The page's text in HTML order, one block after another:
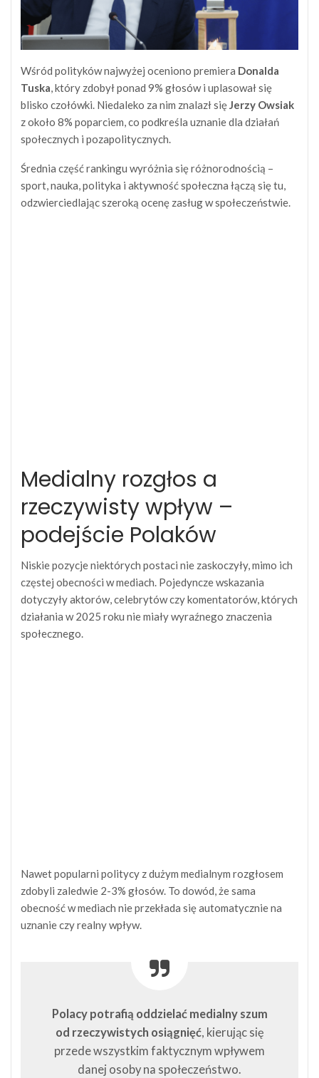
Wśród polityków najwyżej oceniono premiera Donalda
Tuska, który zdobył ponad 9% głosów i uplasował się
blisko czołówki. Niedaleko za nim znalazł sięJerzy Owsiak
z około 8% poparciem, co podkreśla uznanie dla działań
społecznych i pozapolitycznych.
Średnia część rankingu wyróżnia się różnorodnością –
sport, nauka, polityka i aktywność społeczna łączą się tu,
odzwierciedlając szeroką ocenę zasług w społeczeństwie.
Medialny rozgłos a
rzeczywisty wpływ –
podejście Polaków
Niskie pozycje niektórych postaci nie zaskoczyły, mimo ich
częstej obecności w mediach. Pojedyncze wskazania
dotyczyły aktorów, celebrytów czy komentatorów, których
działania w 2025 roku nie miały wyraźnego znaczenia
społecznego.
Nawet popularni politycy z dużym medialnym rozgłosem
zdobyli zaledwie 2-3% głosów. To dowód, że sama
obecność w mediach nie przekłada się automatycznie na
uznanie czy realny wpływ.
Polacy potrafią oddzielać medialny szum
od rzeczywistych osiągnięć, kierując się
przede wszystkim faktycznym wpływem
danej osoby na społeczeństwo.